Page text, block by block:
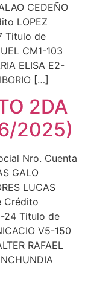
CEDEÑO
LOPEZ
Titulo de
CM1-103
ELISA E2-
[…]
2DA
2025)
Nro. Cuenta
GALO
LUCAS
Crédito
24 Titulo de
V5-150
RAFAEL